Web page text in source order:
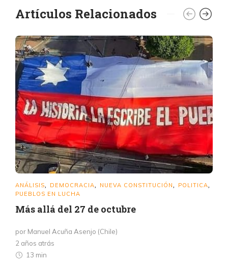
Artículos Relacionados
ANÁLISIS DEMOCRACIA NUEVA CONSTITUCIÓN POLITICA
PUEBLOS EN LUCHA
Más allá del 27 de octubre
por Manuel Acuña Asenjo (Chile)
2 años atrás
13 min